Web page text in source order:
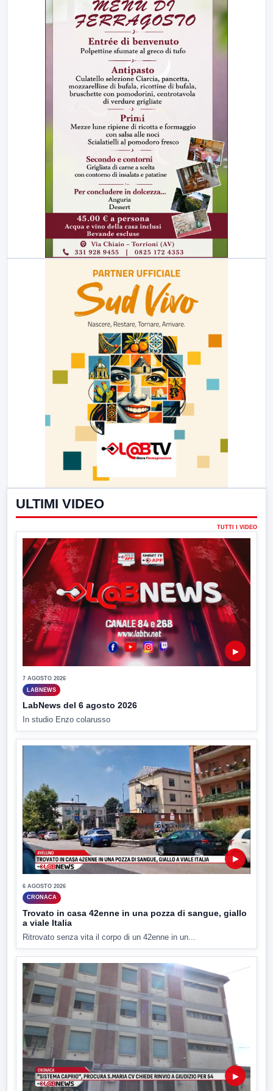
ULTIMI VIDEO
TUTTI I VIDEO
▶
7 AGOSTO 2026
LABNEWS
LabNews del 6 agosto 2026
In studio Enzo colarusso
▶
6 AGOSTO 2026
CRONACA
Trovato in casa 42enne in una pozza di sangue, giallo
a viale Italia
Ritrovato senza vita il corpo di un 42enne in un...
▶